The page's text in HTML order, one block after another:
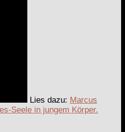
Lies dazu: Marcus
Seele in jungem Körper.